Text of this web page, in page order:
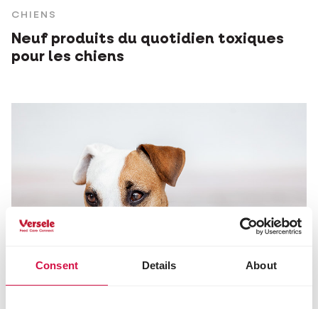
Consent Details About
CHIENS
Neuf produits du quotidien toxiques
pour les chiens